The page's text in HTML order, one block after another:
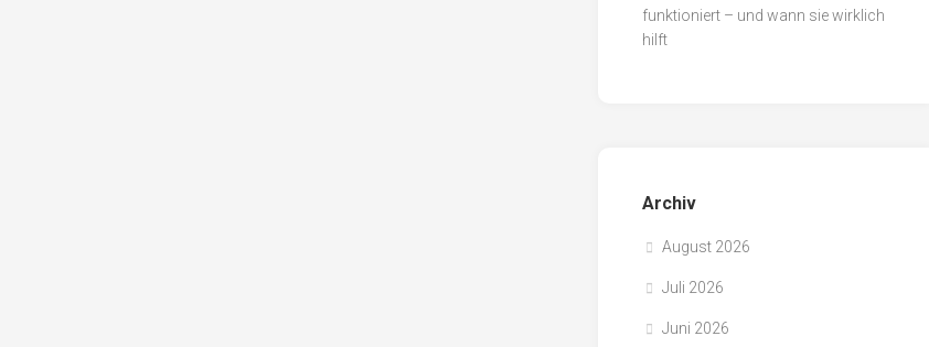
funktioniert – und wann sie wirklich
hilft
Archiv
August 2026
Juli 2026
Juni 2026